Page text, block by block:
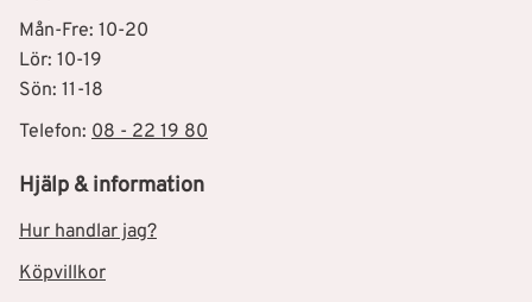
Mån-Fre: 10-20
Lör: 10-19
Sön: 11-18
Telefon: 08 - 22 19 80
Hjälp & information
Hur handlar jag?
Köpvillkor